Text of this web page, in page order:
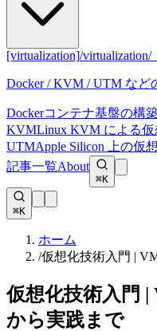
[virtualization]/virtualization/
Docker / KVM / UTM など
Dockerコンテナ基盤の構
KVMLinux KVM による仮
UTMApple Silicon 上の仮
記事一覧About
⌘K
⌘K
ホーム
/仮想化技術入門 |
仮想化技術入門
から実践まで